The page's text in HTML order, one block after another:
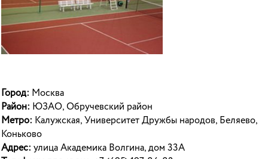
Город: Москва
Район: ЮЗАО, Обручевский район
Метро: Калужская, Университет Дружбы народов, Беляево,
Коньково
Адрес: улица Академика Волгина, дом 33А